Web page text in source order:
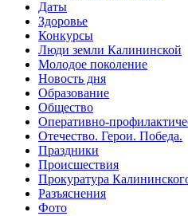
Даты
Здоровье
Конкурсы
Люди земли Калининской
Молодое поколение
Новость дня
Образование
Общество
Оперативно-
Отечество. Герои. Победа.
Праздники
Происшествия
Прокуратура
Разъяснения
Фото